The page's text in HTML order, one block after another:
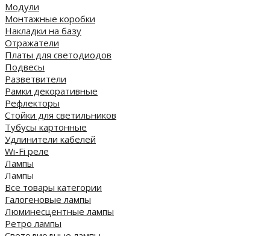
Модули
Монтажные коробки
Накладки на базу
Отражатели
Платы для светодиодов
Подвесы
Разветвители
Рамки декоративные
Рефлекторы
Стойки для светильников
Тубусы картонные
Удлинители кабелей
Wi-Fi реле
Лампы
Лампы
Все товары категории
Галогеновые лампы
Люминесцентные лампы
Ретро лампы